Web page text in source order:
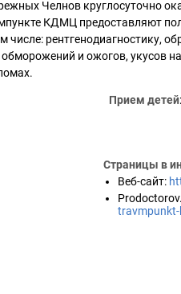
Челнов круглосуточно
КДМЦ предоставляют
рентгенодиагностику,
и ожогов, укусов
Прием детей
Страницы в
Веб-сайт: